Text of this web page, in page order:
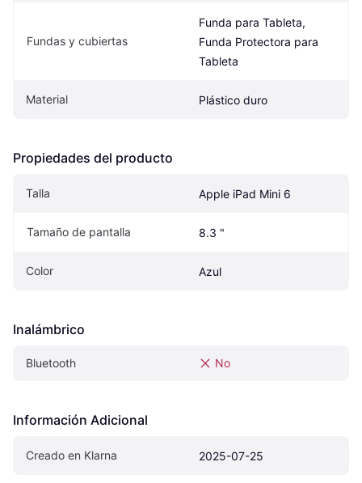
Fundas y cubiertas
Funda para Tableta,
Funda Protectora para
Tableta
Material Plástico duro
Propiedades del producto
Talla Apple iPad Mini 6
Tamaño de pantalla 8.3 "
Color Azul
Inalámbrico
Bluetooth No
Información Adicional
Creado en Klarna 2025-07-25